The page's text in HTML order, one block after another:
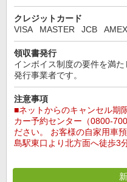
クレジットカード
VISA
MASTER JCB AMEX
領収書発行
インボイス制度の要件を満
発行事業者です。
注意事項
■ネットからのキャンセル期
カー予約センター（0800-
ださい。 お客様の自家用車
島駅東口より北方面へ徒歩3